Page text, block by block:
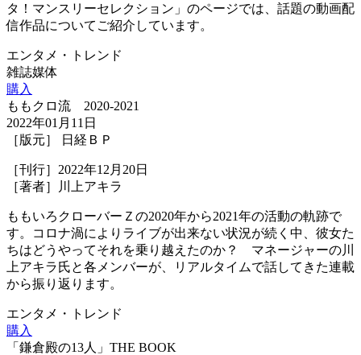
タ！マンスリーセレクション」のページでは、話題の動画配
信作品についてご紹介しています。
エンタメ・トレンド
雑誌媒体
購入
ももクロ流 2020-2021
2022年01月11日
［版元］ 日経ＢＰ
［刊行］2022年12月20日
［著者］川上アキラ
ももいろクローバーＺの2020年から2021年の活動の軌跡で
す。コロナ渦によりライブが出来ない状況が続く中、彼女た
ちはどうやってそれを乗り越えたのか？ マネージャーの川
上アキラ氏と各メンバーが、リアルタイムで話してきた連載
から振り返ります。
エンタメ・トレンド
購入
「鎌倉殿の13人」THE BOOK